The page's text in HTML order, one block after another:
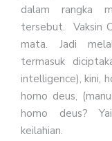
dalam rangka
tersebut. Vaksin
mata. Jadi
termasuk
intelligence), kini,
homo deus,
homo deus?
keilahian.